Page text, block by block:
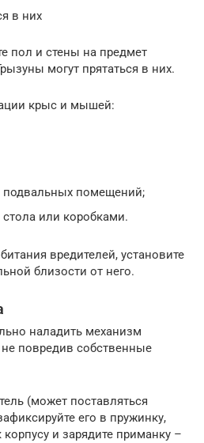
в них
пол и стены на предмет
могут прятаться в них.
крыс и мышей:
подвальных помещений;
или коробками.
вредителей, установите
близости от него.
наладить механизм
повредив собственные
(может поставляться
его в пружинку,
и зарядите приманку –